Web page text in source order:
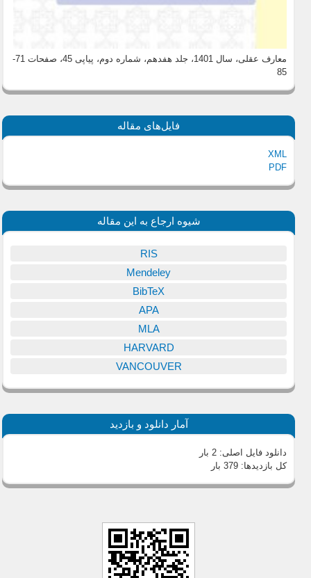
معارف عقلی، سال 1401، جلد هفدهم، شماره دوم، پیاپی 45
، صفحات 71-
85
فایل‌های مقاله
XML
PDF
شیوه ارجاع به این مقاله
RIS
Mendeley
BibTeX
APA
MLA
HARVARD
VANCOUVER
آمار دانلود و بازدید
دانلود فایل اصلی:2 بار
کل بازدیدها:379 بار